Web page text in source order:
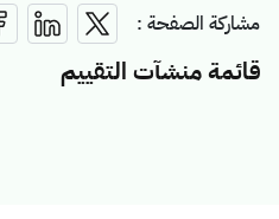
مشاركة الصفحة :
قائمة منشآت التقييم